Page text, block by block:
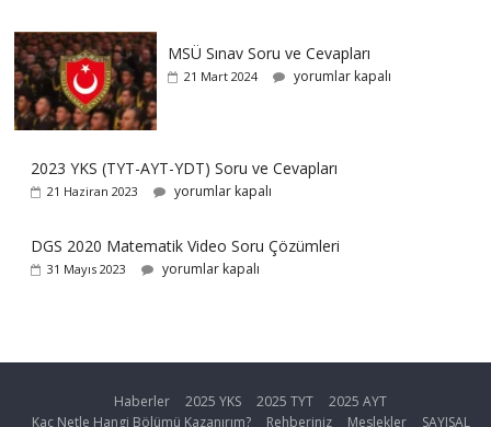
MSÜ Sınav Soru ve Cevapları
21 Mart 2024 yorumlar kapalı
2023 YKS (TYT-AYT-YDT) Soru ve Cevapları
21 Haziran 2023 yorumlar kapalı
DGS 2020 Matematik Video Soru Çözümleri
31 Mayıs 2023 yorumlar kapalı
Haberler 2025 YKS 2025 TYT
2025 AYT
Kaç Netle Hangi Bölümü Kazanırım?
Rehberiniz Meslekler SAYISAL